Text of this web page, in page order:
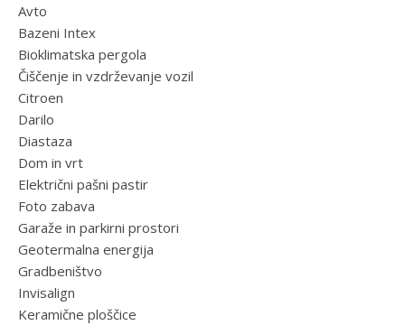
Avto
Bazeni Intex
Bioklimatska pergola
Čiščenje in vzdrževanje vozil
Citroen
Darilo
Diastaza
Dom in vrt
Električni pašni pastir
Foto zabava
Garaže in parkirni prostori
Geotermalna energija
Gradbeništvo
Invisalign
Keramične ploščice